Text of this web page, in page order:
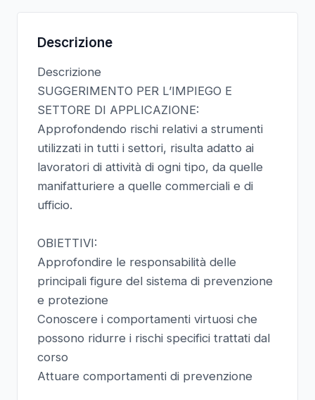
Descrizione
Descrizione
SUGGERIMENTO PER L’IMPIEGO E
SETTORE DI APPLICAZIONE:
Approfondendo rischi relativi a strumenti
utilizzati in tutti i settori, risulta adatto ai
lavoratori di attività di ogni tipo, da quelle
manifatturiere a quelle commerciali e di
ufficio.
OBIETTIVI:
Approfondire le responsabilità delle
principali figure del sistema di prevenzione
e protezione
Conoscere i comportamenti virtuosi che
possono ridurre i rischi specifici trattati dal
corso
Attuare comportamenti di prevenzione